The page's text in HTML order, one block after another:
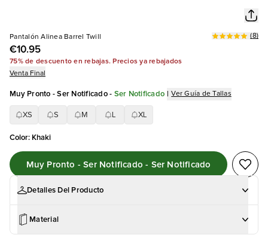
Pantalón Alinea Barrel Twill
€10.95
(8)
75% de descuento en rebajas. Precios ya rebajados
Venta Final
Muy Pronto - Ser Notificado- Ser Notificado | Ver Guía de Tallas
XS S M XL
Color: Khaki
Muy Pronto - Ser Notificado - Ser Notificado
Detalles Del Producto
Material